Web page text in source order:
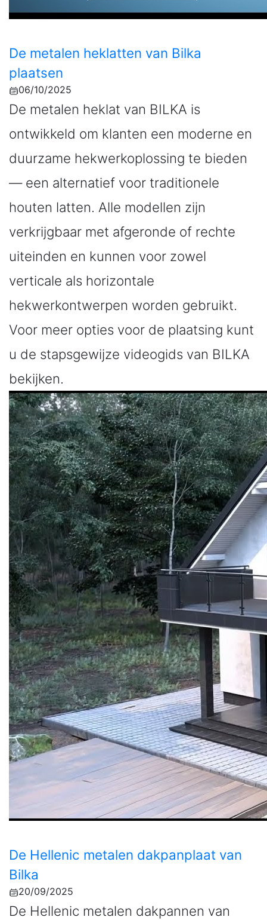
De metalen heklatten van Bilka
plaatsen
06/10/2025
De metalen heklat van BILKA is
ontwikkeld om klanten een moderne en
duurzame hekwerkoplossing te bieden
— een alternatief voor traditionele
houten latten. Alle modellen zijn
verkrijgbaar met afgeronde of rechte
uiteinden en kunnen voor zowel
verticale als horizontale
hekwerkontwerpen worden gebruikt.
Voor meer opties voor de plaatsing kunt
u de stapsgewijze videogids van BILKA
bekijken.
De Hellenic metalen dakpanplaat van
Bilka
20/09/2025
De Hellenic metalen dakpannen van